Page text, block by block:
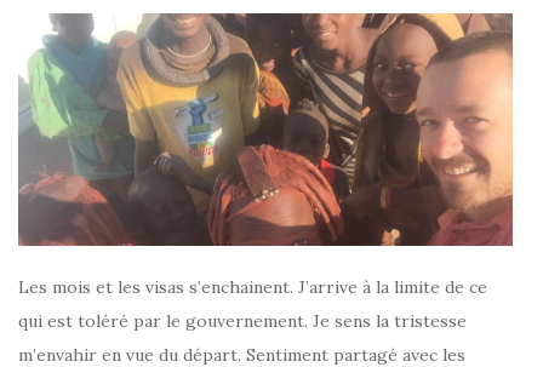
Les mois et les visas s’enchainent. J’arrive à la limite de ce
qui est toléré par le gouvernement. Je sens la tristesse
m’envahir en vue du départ. Sentiment partagé avec les